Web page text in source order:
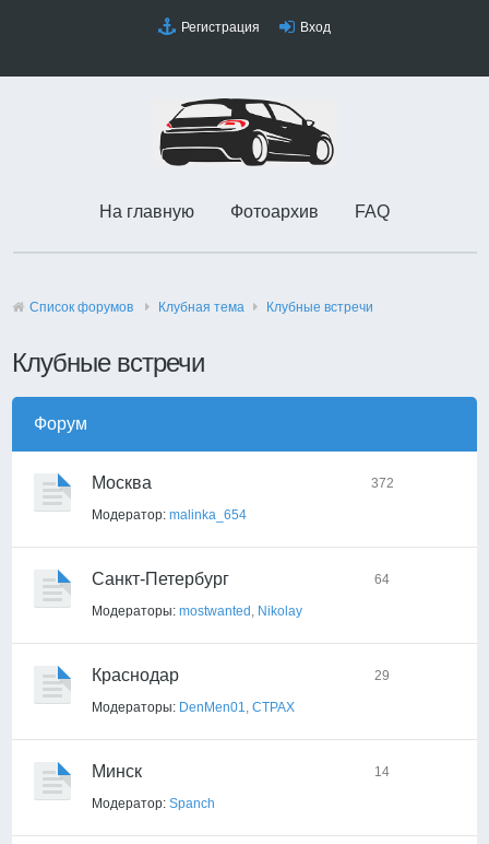
Регистрация Вход
На главную Фотоархив FAQ
Список форумов Клубная тема Клубные встречи
Клубные встречи
Форум
Москва
Модератор: malinka_654
372
Санкт-Петербург
Модераторы: mostwanted , Nikolay
64
Краснодар
Модераторы: DenMen01,CTPAX
29
Минск
Модератор: Spanch
14